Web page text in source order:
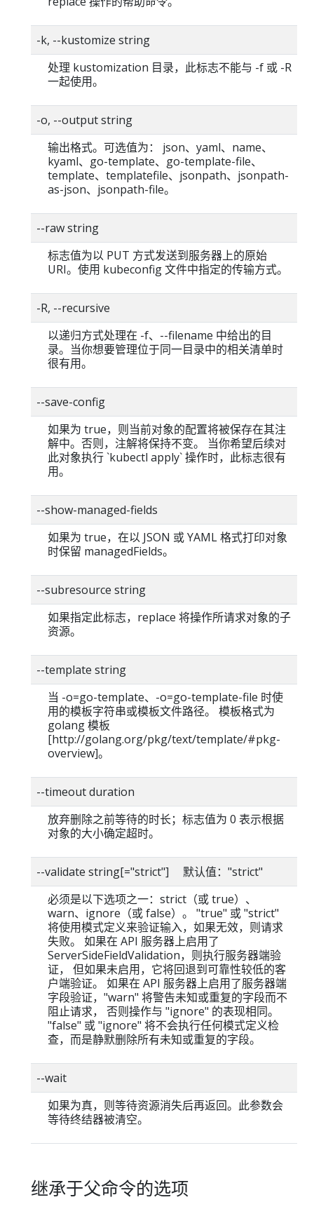
-k, --kustomize string
处理 kustomization 目录，此标志不能与 -f 或 -R
一起使用。
-o, --output string
输出格式。可选值为： json、yaml、name、
kyaml、go-template、go-template-file、
template、templatefile、jsonpath、jsonpath-
as-json、jsonpath-file。
--raw string
标志值为以 PUT 方式发送到服务器上的原始
URI。使用 kubeconfig 文件中指定的传输方式。
-R, --recursive
以递归方式处理在 -f、--filename 中给出的目
录。当你想要管理位于同一目录中的相关清单时
很有用。
--save-config
如果为 true，则当前对象的配置将被保存在其注
解中。否则，注解将保持不变。 当你希望后续对
此对象执行 `kubectl apply` 操作时，此标志很有
用。
--show-managed-fields
如果为 true，在以 JSON 或 YAML 格式打印对象
时保留 managedFields。
--subresource string
如果指定此标志，replace 将操作所请求对象的子
资源。
--template string
当 -o=go-template、-o=go-template-file 时使
用的模板字符串或模板文件路径。 模板格式为
golang 模板
[http://golang.org/pkg/text/template/#pkg-
overview]。
--timeout duration
放弃删除之前等待的时长；标志值为 0 表示根据
对象的大小确定超时。
--validate string[="strict"] 默认值："strict"
必须是以下选项之一：strict（或 true）、
warn、ignore（或 false）。 "true" 或 "strict"
将使用模式定义来验证输入，如果无效，则请求
失败。 如果在 API 服务器上启用了
ServerSideFieldValidation，则执行服务器端验
证， 但如果未启用，它将回退到可靠性较低的客
户端验证。 如果在 API 服务器上启用了服务器端
字段验证，"warn" 将警告未知或重复的字段而不
阻止请求， 否则操作与 "ignore" 的表现相同。
"false" 或 "ignore" 将不会执行任何模式定义检
查，而是静默删除所有未知或重复的字段。
--wait
如果为真，则等待资源消失后再返回。此参数会
等待终结器被清空。
继承于父命令的选项